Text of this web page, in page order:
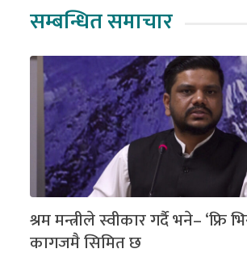
सम्बन्धित समाचार
श्रम मन्त्रीले स्वीकार गर्दै भने– ‘फ्रि
कागजमै सिमित छ